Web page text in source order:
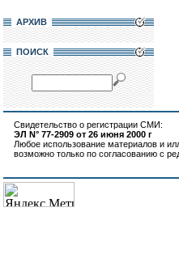
АРХИВ
ПОИСК
Свидетельство о регистрации СМИ:
ЭЛ N° 77-2909 от 26 июня 2000 г
Любое использование материалов и
возможно только по согласованию с